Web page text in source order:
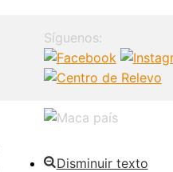
Síguenos:
Disminuir texto